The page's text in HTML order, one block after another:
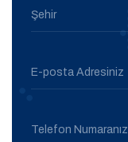
Şehir
E-posta Adresiniz
Telefon Numaranız